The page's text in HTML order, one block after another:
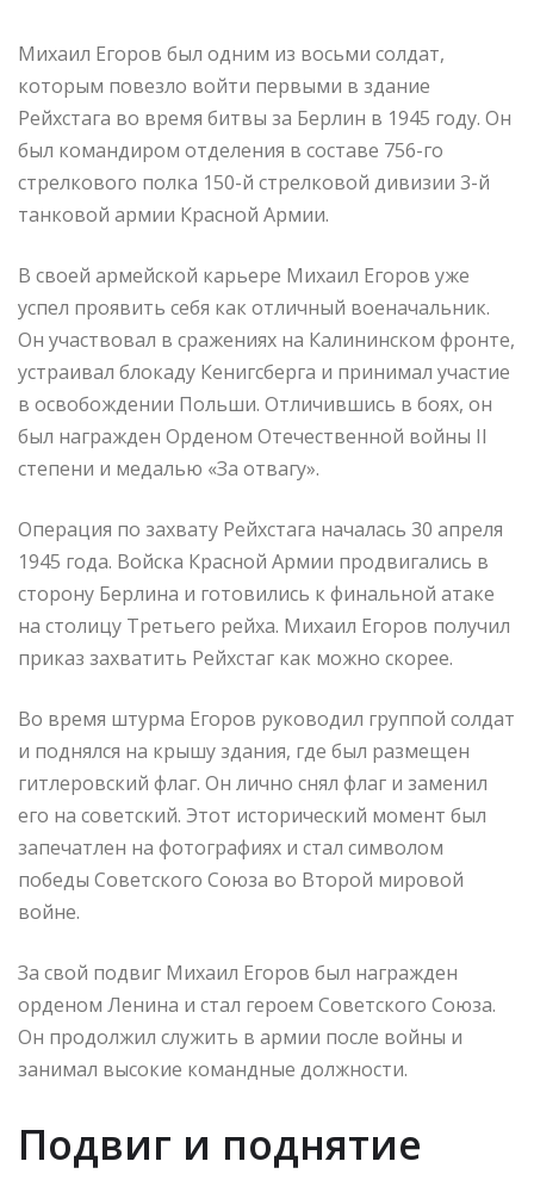
Михаил Егоров был одним из восьми солдат,
которым повезло войти первыми в здание
Рейхстага во время битвы за Берлин в 1945 году. Он
был командиром отделения в составе 756-го
стрелкового полка 150-й стрелковой дивизии 3-й
танковой армии Красной Армии.
В своей армейской карьере Михаил Егоров уже
успел проявить себя как отличный военачальник.
Он участвовал в сражениях на Калининском фронте,
устраивал блокаду Кенигсберга и принимал участие
в освобождении Польши. Отличившись в боях, он
был награжден Орденом Отечественной войны II
степени и медалью «За отвагу».
Операция по захвату Рейхстага началась 30 апреля
1945 года. Войска Красной Армии продвигались в
сторону Берлина и готовились к финальной атаке
на столицу Третьего рейха. Михаил Егоров получил
приказ захватить Рейхстаг как можно скорее.
Во время штурма Егоров руководил группой солдат
и поднялся на крышу здания, где был размещен
гитлеровский флаг. Он лично снял флаг и заменил
его на советский. Этот исторический момент был
запечатлен на фотографиях и стал символом
победы Советского Союза во Второй мировой
войне.
За свой подвиг Михаил Егоров был награжден
орденом Ленина и стал героем Советского Союза.
Он продолжил служить в армии после войны и
занимал высокие командные должности.
Подвиг и поднятие